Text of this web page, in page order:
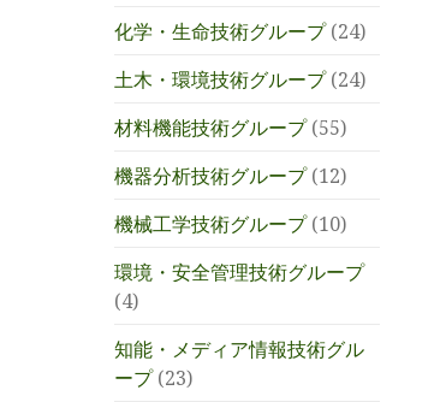
化学・生命技術グループ(24)
土木・環境技術グループ(24)
材料機能技術グループ(55)
機器分析技術グループ(12)
機械工学技術グループ(10)
環境・安全管理技術グループ
(4)
知能・メディア情報技術グル
ープ(23)